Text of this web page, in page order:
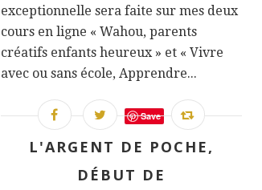
exceptionnelle sera faite sur mes deux
cours en ligne « Wahou, parents
créatifs enfants heureux » et « Vivre
avec ou sans école, Apprendre...
Save
L'ARGENT DE POCHE,
DÉBUT DE